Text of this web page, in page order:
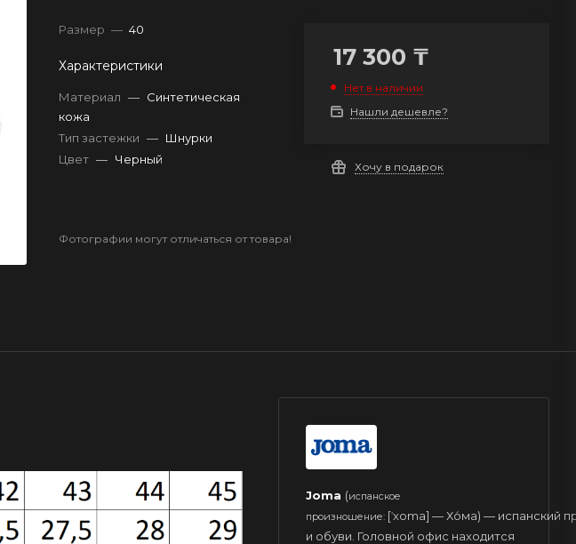
Размер — 40
Характеристики
Материал — Синтетическая
кожа
Тип застежки — Шнурки
Цвет — Черный
17 300 ₸
Нет в наличии
Нашли дешевле?
Хочу в подарок
Фотографии могут отличаться от товара!
Joma (испанское
произношение: [ˈxoma] — Хо́ма) — испанский
и обуви. Головной офис находится